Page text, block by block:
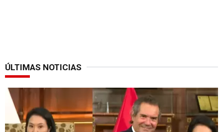
ÚLTIMAS NOTICIAS